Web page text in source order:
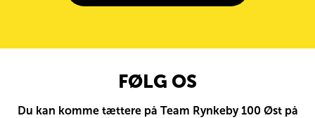
FØLG OS
Du kan komme tættere på Team Rynkeby 100 Øst på